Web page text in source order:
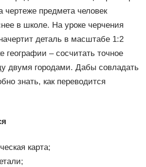
чертеже предмета человек
в школе. На уроке черчения
деталь в масштабе 1:2
географии – сосчитать точное
двумя городами. Дабы совладать
знать, как переводится
карта;